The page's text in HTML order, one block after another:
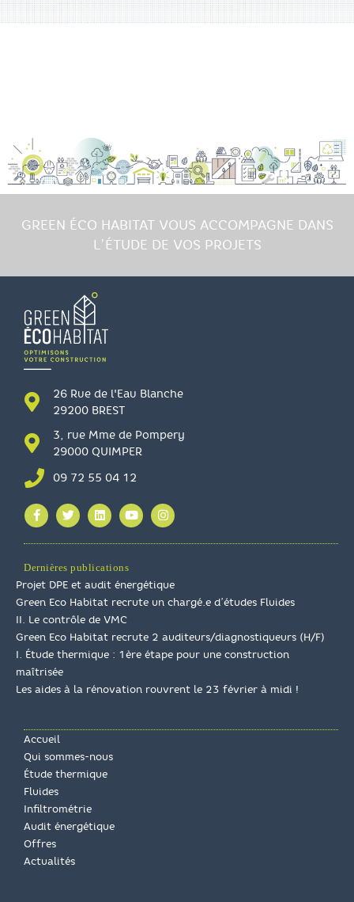
GREEN ÉCO HABITAT VOUS ACCOMPAGNE DANS
L’ÉTUDE DE VOS PROJETS
26 Rue de l'Eau Blanche
29200 BREST
3, rue Mme de Pompery
29000 QUIMPER
09 72 55 04 12
Dernières publications
Projet DPE et audit énergétique
Green Eco Habitat recrute un chargé.e d’études Fluides
II. Le contrôle de VMC
Green Eco Habitat recrute 2 auditeurs/diagnostiqueurs (H/F)
I. Étude thermique : 1ère étape pour une construction
maîtrisée
Les aides à la rénovation rouvrent le 23 février à midi !
Accueil
Qui sommes-nous
Étude thermique
Fluides
Infiltrométrie
Audit énergétique
Offres
Actualités